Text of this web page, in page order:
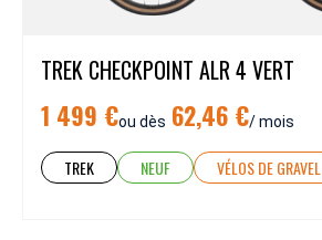
TREK CHECKPOINT ALR 4 VERT
1 499 €ou dès 62,46 €/ mois
TREK NEUF VÉLOS DE GRAVEL